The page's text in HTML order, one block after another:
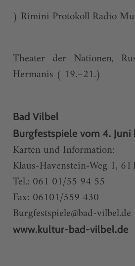
) Rimini Protokoll Radio
Theater der Nationen,
Hermanis ( 19.–21.)
Bad Vilbel
Burgfestspiele vom 4. Juni
Karten und Information:
Klaus-Havenstein-Weg 1,
Tel.: 061 01/55 94 55
Fax: 06101/559 430
Burgfestspiele@bad-vilbel.de
www.kultur-bad-vilbel.de